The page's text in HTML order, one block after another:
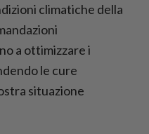
climatiche della
a ottimizzare i
le cure
situazione